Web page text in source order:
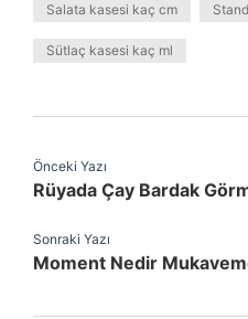
Salata kasesi kaç cm
Sütlaç kasesi kaç ml
Önceki Yazı
Rüyada Çay Bardak
Sonraki Yazı
Moment Nedir